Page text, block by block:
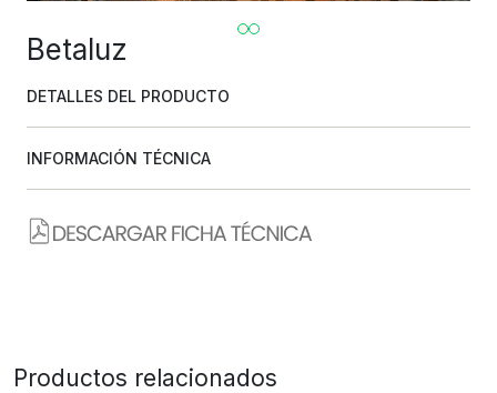
Betaluz
DETALLES DEL PRODUCTO
INFORMACIÓN TÉCNICA
Productos relacionados